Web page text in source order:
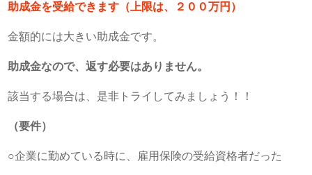
助成金を受給できます（上限は、２００万円）
金額的には大きい助成金です。
助成金なので、返す必要はありません。
該当する場合は、是非トライしてみましょう！！
（要件）
○企業に勤めている時に、雇用保険の受給資格者だった